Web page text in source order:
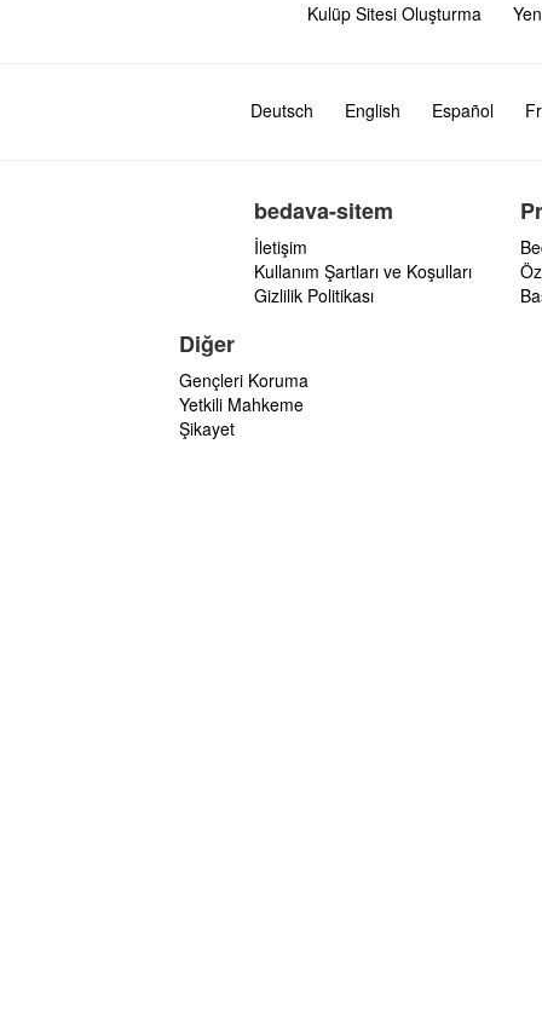
Kulüp Sitesi Oluşturma
Deutsch English Español
bedava-sitem
İletişim
Kullanım Şartları ve Koşulları
Gizlilik Politikası
Diğer
Gençleri Koruma
Yetkili Mahkeme
Şikayet